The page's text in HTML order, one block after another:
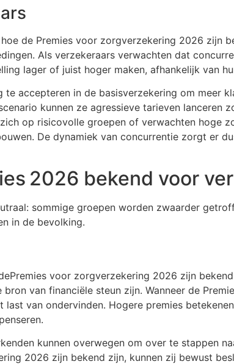
de Premies voor zorgverzekering 2026 zijn
Als verzekeraars verwachten dat
lager of juist hoger maken, afhankelijk van
accepteren in de basisverzekering om meer
kunnen ze agressieve tarieven lanceren
op risicovolle groepen of verwachten hoge
De dynamiek van concurrentie zorgt er
2026 bekend voor
sommige groepen worden zwaarder
in de bevolking.
voor zorgverzekering 2026 zijn
van financiële steun zijn. Wanneer de
van ondervinden. Hogere premies
kunnen overwegen om over te stappen
2026 zijn bekend zijn, kunnen zij bewust